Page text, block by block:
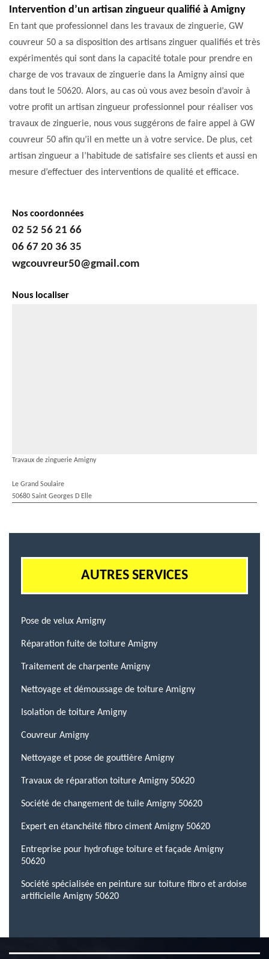
Intervention d’un artisan zingueur qualifié à Amigny
En tant que professionnel dans les travaux de zinguerie, GW
couvreur 50 a sa disposition des artisans zinguer qualifiés et très
expérimentés qui sont dans la capacité totale pour prendre en
charge de vos travaux de zinguerie dans la Amigny ainsi que
dans tout le 50620. Alors, au cas où vous avez besoin d’avoir à
votre profit un artisan zingueur professionnel pour réaliser vos
travaux de zinguerie, nous vous suggérons de faire appel à GW
couvreur 50 afin qu’il en mette un à votre service. De plus, cet
artisan zingueur a l’habitude de satisfaire ses clients et aussi en
mesure d’effectuer des interventions de qualité et efficace.
Nos coordonnées
02 52 56 21 66
06 67 20 36 35
wgcouvreur50@gmail.com
Nous localiser
Travaux de zinguerie Amigny
Le Grand Soulaire
50680 Saint Georges D Elle
AUTRES SERVICES
Pose de velux Amigny
Réparation fuite de toiture Amigny
Traitement de charpente Amigny
Nettoyage et démoussage de toiture Amigny
Isolation de toiture Amigny
Couvreur Amigny
Nettoyage et pose de gouttière Amigny
Travaux de réparation toiture Amigny 50620
Société de changement de tuile Amigny 50620
Expert en étanchéité fibro ciment Amigny 50620
Entreprise pour hydrofuge toiture et façade Amigny
50620
Société spécialisée en peinture sur toiture fibro et ardoise
artificielle Amigny 50620